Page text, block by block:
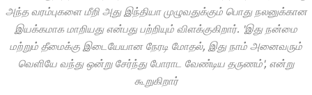
அந்த வரம்புகளை மீறி அது இந்தியா முழுவதுக்கும் பொது நலனுக்கான
இயக்கமாக மாறியது என்பது பற்றியும் விளக்குகிறார். 'இது நன்மை
மற்றும் தீமைக்கு இடையேயான நேரடி மோதல், இது நாம் அனைவரும்
வெளியே வந்து ஒன்று சேர்ந்து போராட வேண்டிய தருணம்', என்று
கூறுகிறார்